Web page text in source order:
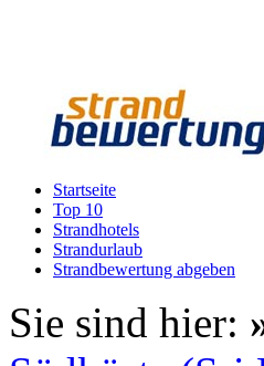
Startseite
Top 10
Strandhotels
Strandurlaub
Strandbewertung abgeben
Sie sind hier: